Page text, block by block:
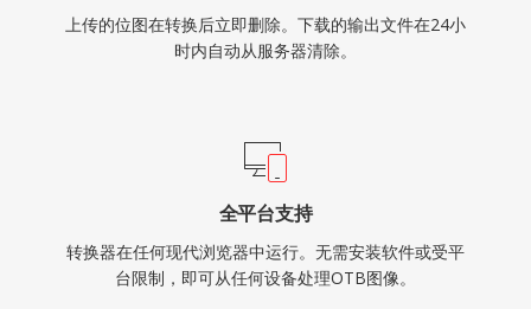
上传的位图在转换后立即删除。下载的输出文件在24小
时内自动从服务器清除。
全平台支持
转换器在任何现代浏览器中运行。无需安装软件或受平
台限制，即可从任何设备处理OTB图像。